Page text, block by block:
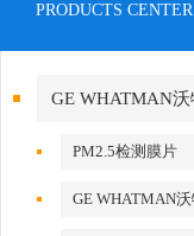
PRODUCTS CENTER
GE WHATMAN
品代理PM2.5检测膜片
GE WHATMAN